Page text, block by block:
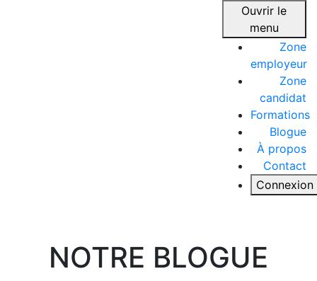
Ouvrir le
menu
Zone
employeur
Zone
candidat
Formations
Blogue
À propos
Contact
Connexion
NOTRE BLOGUE